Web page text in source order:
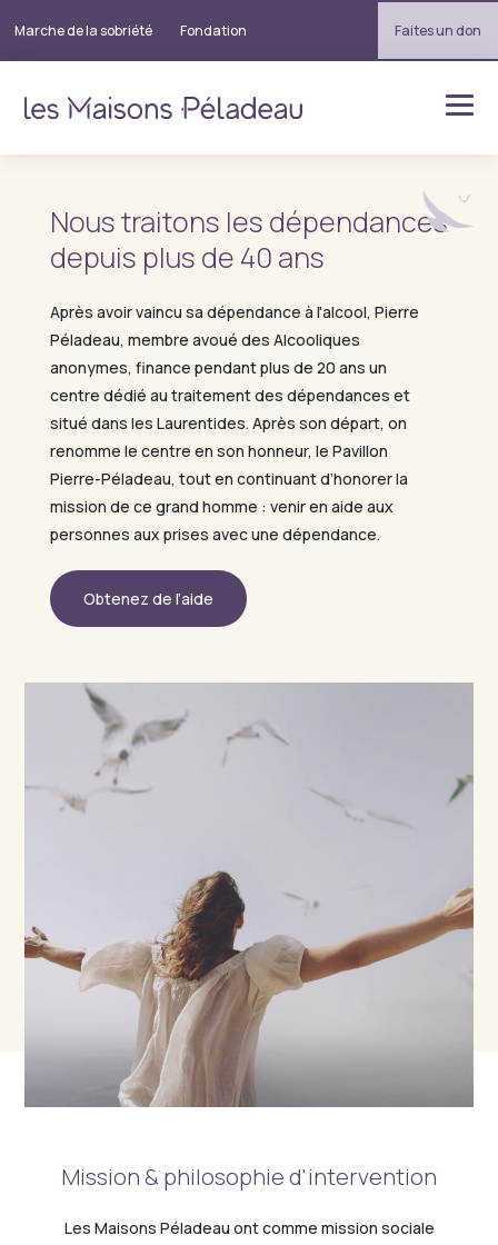
Marche de la sobriété Fondation Faites un don
Nous traitons les dépendances
depuis plus de 40 ans
Après avoir vaincu sa dépendance à l'alcool, Pierre
Péladeau, membre avoué des Alcooliques
anonymes, finance pendant plus de 20 ans un
centre dédié au traitement des dépendances et
situé dans les Laurentides. Après son départ, on
renomme le centre en son honneur, le Pavillon
Pierre-Péladeau, tout en continuant d’honorer la
mission de ce grand homme : venir en aide aux
personnes aux prises avec une dépendance.
Obtenez de l’aide
Mission & philosophie d'intervention
Les Maisons Péladeau ont comme mission sociale